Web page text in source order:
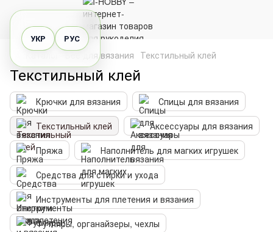
УКР РУС
Все для вязания Текстильный клей
Текстильный клей
Крючки для вязания
Спицы для вязания
Текстильный клей
Аксессуары для вязания
Пряжа
Наполнитель для магких игрушек
Средства для стирки и ухода
Инструменты для плетения и вязания
Футляры, органайзеры, чехлы